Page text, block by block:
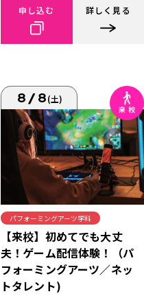
申し込む 詳しく見る
8/8(土)
パフォーミングアーツ学科
【来校】初めてでも大丈
夫！ゲーム配信体験！（パ
フォーミングアーツ／ネッ
トタレント)